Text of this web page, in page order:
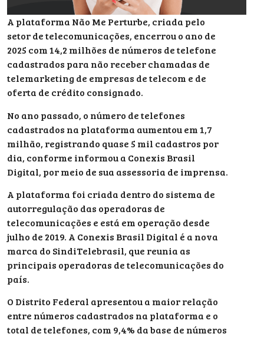
A plataforma Não Me Perturbe, criada pelo
setor de telecomunicações, encerrou o ano de
2025 com 14,2 milhões de números de telefone
cadastrados para não receber chamadas de
telemarketing de empresas de telecom e de
oferta de crédito consignado.
No ano passado, o número de telefones
cadastrados na plataforma aumentou em 1,7
milhão, registrando quase 5 mil cadastros por
dia, conforme informou a Conexis Brasil
Digital, por meio de sua assessoria de imprensa.
A plataforma foi criada dentro do sistema de
autorregulação das operadoras de
telecomunicações e está em operação desde
julho de 2019. A Conexis Brasil Digital é a nova
marca do SindiTelebrasil, que reunia as
principais operadoras de telecomunicações do
país.
O Distrito Federal apresentou a maior relação
entre números cadastrados na plataforma e o
total de telefones, com 9,4% da base de números